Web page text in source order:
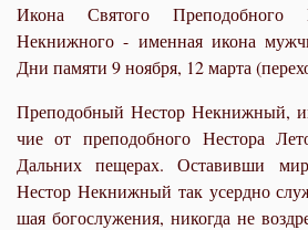
Икона Святого Преподобного
Некнижного - именная икона
Дни памяти 9 ноября, 12 марта
Пре­по­доб­ный Нестор Некниж­ный,
чие от пре­по­доб­но­го Несто­ра
Даль­них пе­ще­рах. Оста­вив­ши
Нестор Некниж­ный так усерд­но
шая бо­го­слу­же­ния, ни­ко­гда не